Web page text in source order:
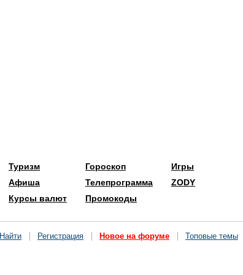
Туризм
Афиша
Курсы валют
Гороскоп
Телепрограмма
Промокоды
Игры
ZODY
Найти Регистрация Новое на форуме Топовые темы